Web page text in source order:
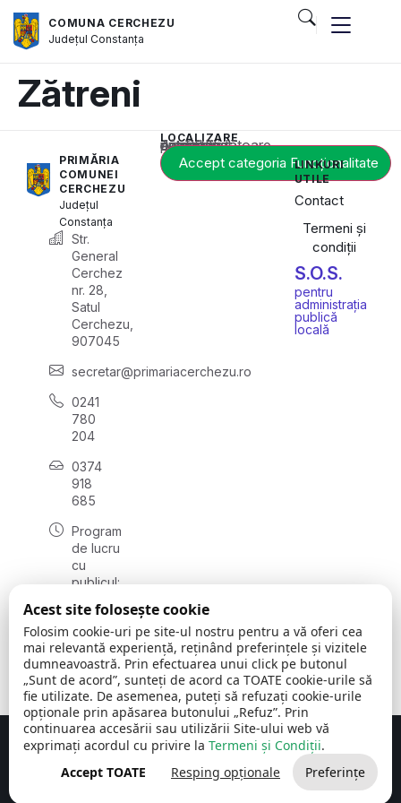
COMUNA CERCHEZU
JudețulConstanța
Zătreni
PRIMĂRIA
COMUNEI
CERCHEZU
Județul
Constanța
Str.
General
Cerchez
nr. 28,
Satul
Cerchezu,
907045
secretar@primariacerchezu.ro
0241
780
204
0374
918
685
Program
de lucru
cu
publicul:
08:00 -
16:30
, vineri:
08:00 -
14:00
LOCALIZARE
Acest conținut este blocat până când acceptați categoria corespunzătoare de cookie-uri.
Accept categoria Funcționalitate
LINKURI
UTILE
Contact
Termeni și
condiții
S.O.S.
pentru
administrația
publică
locală
Comuna Cerchezu © 2026Toate drepturile rezervate
Concept realizat de Big Media Relații Publice SRL
Acest site folosește cookie
Folosim cookie-uri pe site-ul nostru pentru a vă oferi cea
mai relevantă experiență, reținând preferințele și vizitele
dumneavoastră. Prin efectuarea unui click pe butonul
„Sunt de acord”, sunteți de acord ca TOATE cookie-urile să
fie utilizate. De asemenea, puteți să refuzați cookie-urile
opționale prin apăsarea butonului „Refuz”. Prin
continuarea accesării sau utilizării Site-ului web vă
exprimați acordul cu privire la Termeni și Condiții.
Accept TOATE
Resping opționale Preferințe